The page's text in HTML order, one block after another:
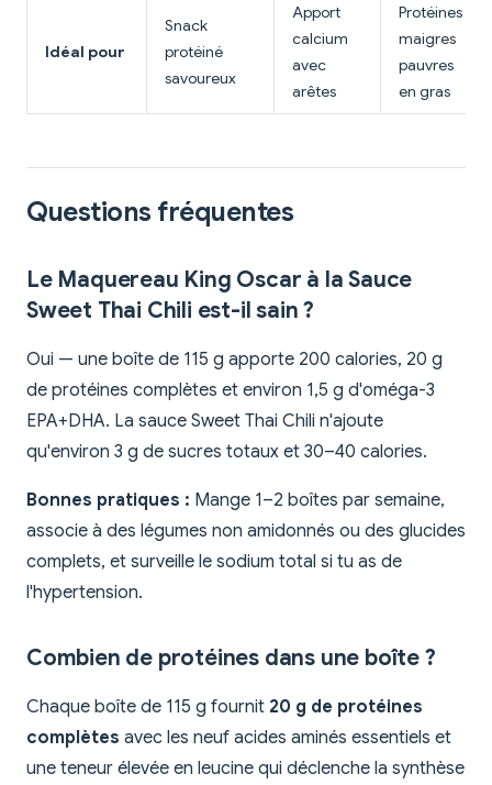
Idéal pour
Snack
protéiné
savoureux
Apport
calcium
avec
arêtes
Protéines
maigres
pauvres
en gras
Questions fréquentes
Le Maquereau King Oscar à la Sauce
Sweet Thai Chili est-il sain ?
Oui — une boîte de 115 g apporte 200 calories, 20 g
de protéines complètes et environ 1,5 g d'oméga-3
EPA+DHA. La sauce Sweet Thai Chili n'ajoute
qu'environ 3 g de sucres totaux et 30–40 calories.
Bonnes pratiques : Mange 1–2 boîtes par semaine,
associe à des légumes non amidonnés ou des glucides
complets, et surveille le sodium total si tu as de
l'hypertension.
Combien de protéines dans une boîte ?
Chaque boîte de 115 g fournit 20 g de protéines
complètes avec les neuf acides aminés essentiels et
une teneur élevée en leucine qui déclenche la synthèse